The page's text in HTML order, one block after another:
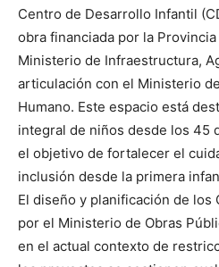
Centro de Desarrollo Infantil
obra financiada por la
Ministerio de Infraestructura,
articulación con el Ministerio
Humano. Este espacio está
integral de niños desde los 45
el objetivo de fortalecer el
inclusión desde la primera
El diseño y planificación de los
por el Ministerio de Obras
en el actual contexto de